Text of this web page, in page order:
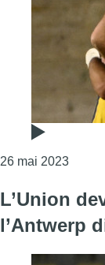
26 mai 2023
L’Union
l’Antwerp